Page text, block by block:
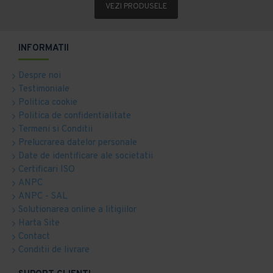
VEZI PRODUSELE
INFORMATII
Despre noi
Testimoniale
Politica cookie
Politica de confidentialitate
Termeni si Conditii
Prelucrarea datelor personale
Date de identificare ale societatii
Certificari ISO
ANPC
ANPC - SAL
Solutionarea online a litigiilor
Harta Site
Contact
Conditii de livrare